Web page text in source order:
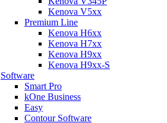
Kenova V5xx
Premium Line
Kenova H6xx
Kenova H7xx
Kenova H9xx
Kenova H9xx-S
Software
Smart Pro
kOne Business
Easy
Contour Software